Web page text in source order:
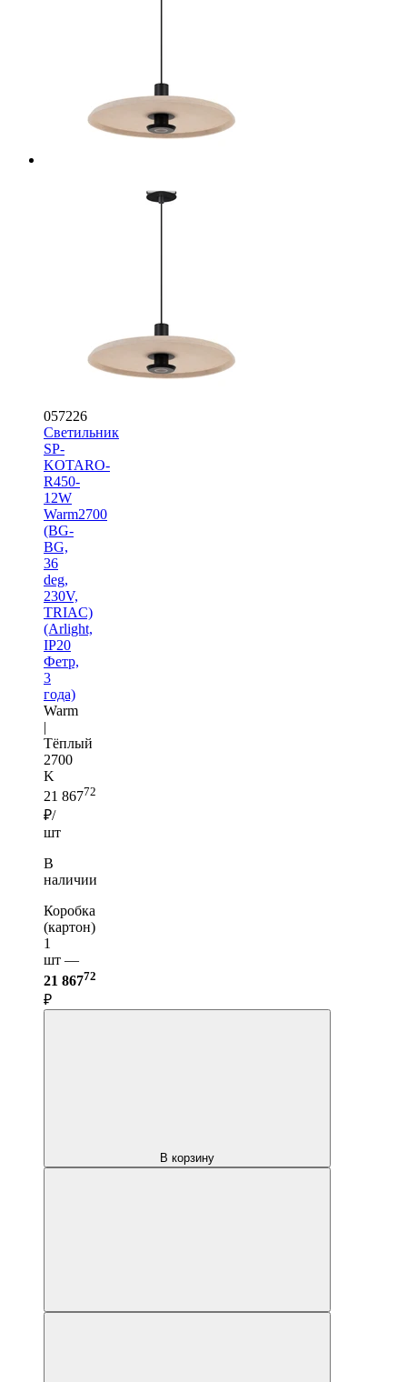
057226
Светильник
SP-
KOTARO-
R450-
12W
Warm2700
(BG-
BG,
36
deg,
230V,
TRIAC)
(Arlight,
IP20
Фетр,
3
года)
Warm
|
Тёплый
2700
K
21 86772
₽/
шт
В
наличии
Коробка
(картон)
1
шт —
21 86772
₽
В корзину